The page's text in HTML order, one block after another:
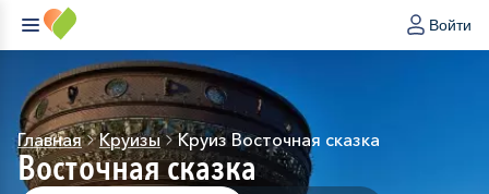
Войти
Главная Круизы Круиз Восточная сказка
Восточная сказка